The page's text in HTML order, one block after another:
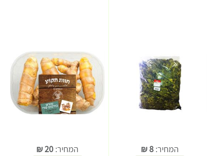
המחיר: 8
₪ המחיר: 20
₪